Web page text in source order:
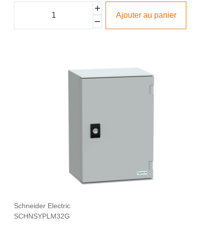
Ajouter au panier
Schneider Electric
SCHNSYPLM32G